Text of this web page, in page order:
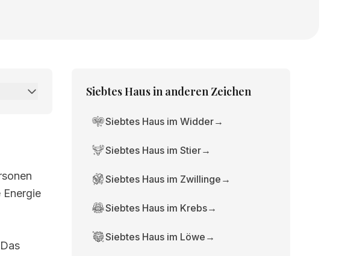
Siebtes Hausin anderen Zeichen
Siebtes Haus im Widder→
Siebtes Haus im Stier→
Siebtes Haus im Zwillinge →
Siebtes Haus im Krebs→
Siebtes Haus im Löwe →